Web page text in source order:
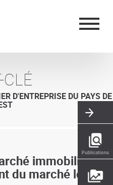
CLÉ
D'ENTREPRISE DU PAYS DE
immobilier en
du marché locatif